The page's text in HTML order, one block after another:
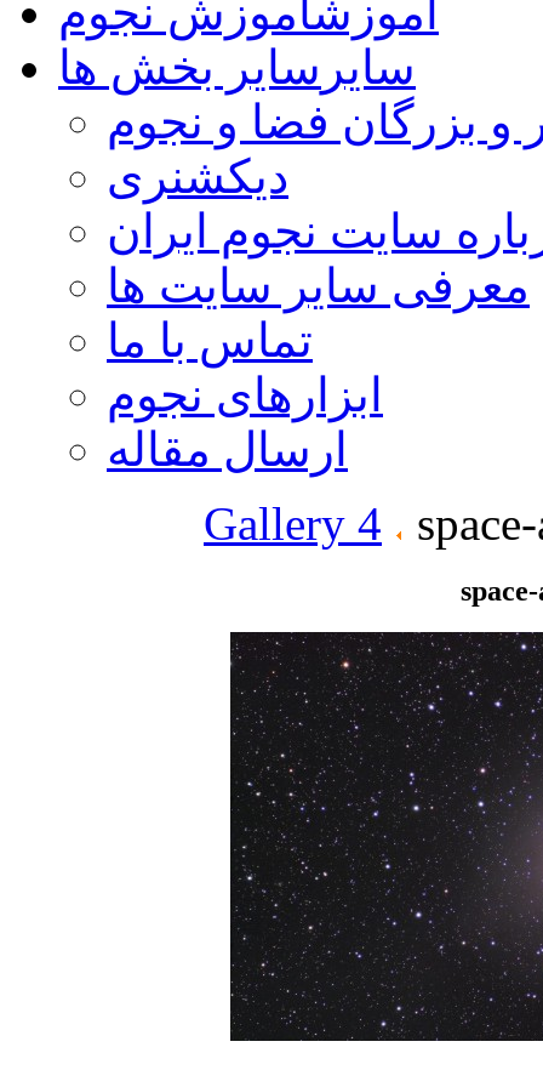
آموزشآموزش نجوم
سایر سایر بخش ها
و بزرگان فضا و نجوم
دیکشنری
سایت نجوم ایران
معرفی سایر سایت ها
تماس با ما
ابزارهای نجوم
ارسال مقاله
Gallery 4